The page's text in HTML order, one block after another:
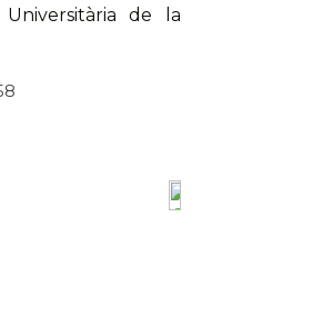
de la